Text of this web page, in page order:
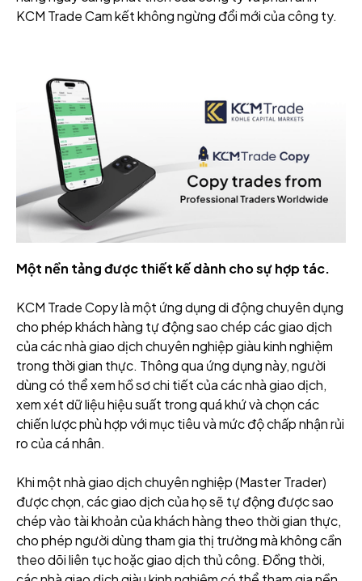
KCM Trade Cam kết không ngừng đổi mới của công ty.
Một nền tảng được thiết kế dành cho sự hợp tác.
KCM Trade Copy là một ứng dụng di động chuyên dụng
cho phép khách hàng tự động sao chép các giao dịch
của các nhà giao dịch chuyên nghiệp giàu kinh nghiệm
trong thời gian thực. Thông qua ứng dụng này, người
dùng có thể xem hồ sơ chi tiết của các nhà giao dịch,
xem xét dữ liệu hiệu suất trong quá khứ và chọn các
chiến lược phù hợp với mục tiêu và mức độ chấp nhận rủi
ro của cá nhân.
Khi một nhà giao dịch chuyên nghiệp (Master Trader)
được chọn, các giao dịch của họ sẽ tự động được sao
chép vào tài khoản của khách hàng theo thời gian thực,
cho phép người dùng tham gia thị trường mà không cần
theo dõi liên tục hoặc giao dịch thủ công. Đồng thời,